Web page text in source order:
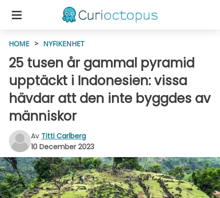
HOME > NYFIKENHET
25 tusen år gammal pyramid
upptäckt i Indonesien: vissa
hävdar att den inte byggdes av
människor
Av Titti Carlberg
10 December 2023